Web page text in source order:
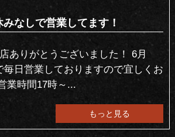
なしで営業してます！
ありがとうございました！ 6月
毎日営業しておりますので宜しくお
業時間17時～...
もっと見る